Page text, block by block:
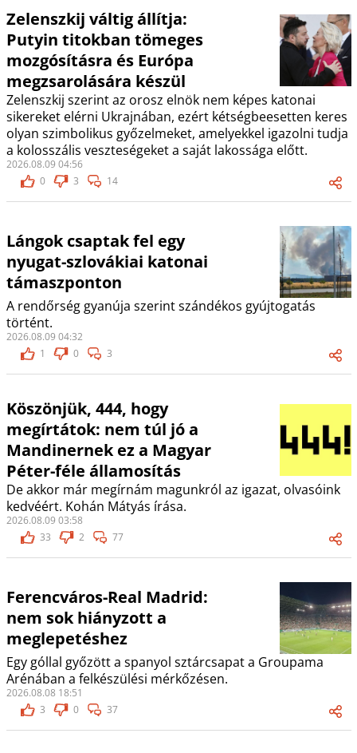
Zelenszkij váltig állítja:
Putyin titokban tömeges
mozgósításra és Európa
megzsarolására készül
Zelenszkij szerint az orosz elnök nem képes katonai
sikereket elérni Ukrajnában, ezért kétségbeesetten keres
olyan szimbolikus győzelmeket, amelyekkel igazolni tudja
a kolosszális veszteségeket a saját lakossága előtt.
2026.08.09 04:56
0
3 14
Lángok csaptak fel egy
nyugat-szlovákiai katonai
támaszponton
A rendőrség gyanúja szerint szándékos gyújtogatás
történt.
2026.08.09 04:32
1
0 3
Köszönjük, 444, hogy
megírtátok: nem túl jó a
Mandinernek ez a Magyar
Péter-féle államosítás
De akkor már megírnám magunkról az igazat, olvasóink
kedvéért. Kohán Mátyás írása.
2026.08.09 03:58
33
2 77
Ferencváros-Real Madrid:
nem sok hiányzott a
meglepetéshez
Egy góllal győzött a spanyol sztárcsapat a Groupama
Arénában a felkészülési mérkőzésen.
2026.08.08 18:51
3
0 37